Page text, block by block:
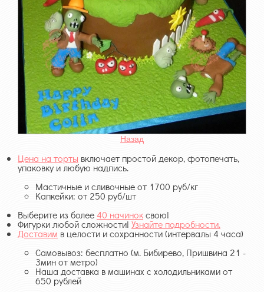
Назад
Цена на торты включает простой декор, фотопечать,
упаковку и любую надпись.
Мастичные и сливочные от 1700 руб/кг
Капкейки: от 250 руб/шт
Выберите из более40 начиноксвою!
Фигурки любой сложности!Узнайте подробности.
Доставим в целости и сохранности (интервалы 4 часа)
Самовывоз: бесплатно (м. Бибирево, Пришвина 21 -
3мин от метро)
Наша доставка в машинах с холодильниками от
650 рублей